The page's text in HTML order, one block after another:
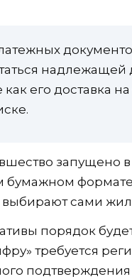
надлежащей
его доставка
запущено
бумажном
сами
порядок
требуется